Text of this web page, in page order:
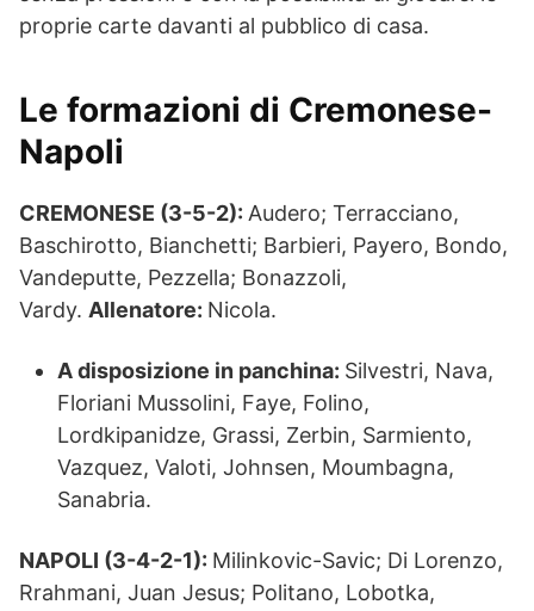
proprie carte davanti al pubblico di casa.
Le formazioni di Cremonese-
Napoli
CREMONESE (3-5-2): Audero; Terracciano,
Baschirotto, Bianchetti; Barbieri, Payero, Bondo,
Vandeputte, Pezzella; Bonazzoli,
Vardy. Allenatore: Nicola.
A disposizione in panchina: Silvestri, Nava,
Floriani Mussolini, Faye, Folino,
Lordkipanidze, Grassi, Zerbin, Sarmiento,
Vazquez, Valoti, Johnsen, Moumbagna,
Sanabria.
NAPOLI (3-4-2-1): Milinkovic-Savic; Di Lorenzo,
Rrahmani, Juan Jesus; Politano, Lobotka,